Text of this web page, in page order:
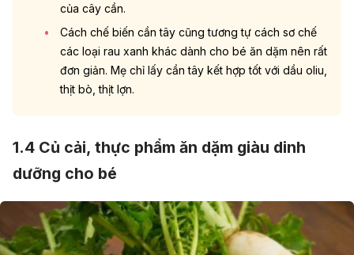
của cây cần.
Cách chế biến cần tây cũng tương tự cách sơ chế
các loại rau xanh khác dành cho bé ăn dặm nên rất
đơn giản. Mẹ chỉ lấy cần tây kết hợp tốt với dầu oliu,
thịt bò, thịt lợn.
1.4 Củ cải, thực phẩm ăn dặm giàu dinh
dưỡng cho bé